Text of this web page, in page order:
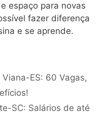
espaço para novas
fazer diferença
e se aprende.
ES: 60 Vagas,
SC: Salários de até